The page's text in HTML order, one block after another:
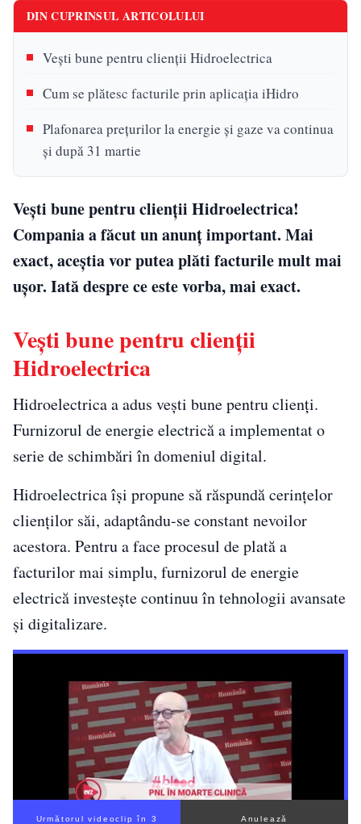
DIN CUPRINSUL ARTICOLULUI
Vești bune pentru clienții Hidroelectrica
Cum se plătesc facturile prin aplicația iHidro
Plafonarea prețurilor la energie și gaze va continua
și după 31 martie
Vești bune pentru clienții Hidroelectrica!
Compania a făcut un anunț important. Mai
exact, aceștia vor putea plăti facturile mult mai
ușor. Iată despre ce este vorba, mai exact.
Vești bune pentru clienții
Hidroelectrica
Hidroelectrica a adus vești bune pentru clienți.
Furnizorul de energie electrică a implementat o
serie de schimbări în domeniul digital.
Hidroelectrica își propune să răspundă cerințelor
clienților săi, adaptându-se constant nevoilor
acestora. Pentru a face procesul de plată a
facturilor mai simplu, furnizorul de energie
electrică investește continuu în tehnologii avansate
și digitalizare.
Următorul videoclip în 2 Anulează